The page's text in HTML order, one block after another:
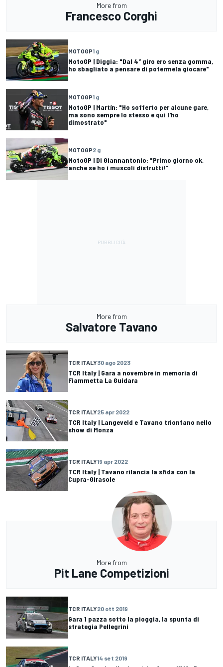
More from
Francesco Corghi
MOTOGP1 g
MotoGP | Diggia: "Dal 4° giro ero senza gomma,
ho sbagliato a pensare di potermela giocare"
MOTOGP1 g
MotoGP | Martín: "Ho sofferto per alcune gare,
ma sono sempre lo stesso e qui l'ho
dimostrato"
MOTOGP2 g
MotoGP | Di Giannantonio: "Primo giorno ok,
anche se ho i muscoli distrutti!"
More from
Salvatore Tavano
TCR ITALY30 ago 2023
TCR Italy | Gara a novembre in memoria di
Fiammetta La Guidara
TCR ITALY25 apr 2022
TCR Italy | Langeveld e Tavano trionfano nello
show di Monza
TCR ITALY19 apr 2022
TCR Italy | Tavano rilancia la sfida con la
Cupra-Girasole
More from
Pit Lane Competizioni
TCR ITALY20 ott 2019
Gara 1 pazza sotto la pioggia, la spunta di
strategia Pellegrini
TCR ITALY14 set 2019